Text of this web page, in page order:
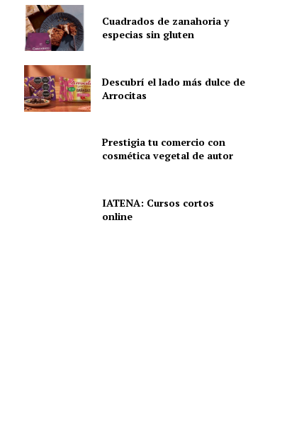
Cuadrados de zanahoria y
especias sin gluten
Descubrí el lado más dulce de
Arrocitas
Prestigia tu comercio con
cosmética vegetal de autor
IATENA: Cursos cortos
online